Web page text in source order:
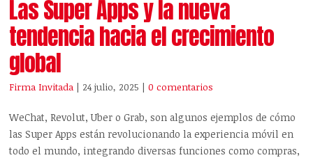
Las Super Apps y la nueva
tendencia hacia el crecimiento
global
Firma Invitada | 24 julio, 2025 |0 comentarios
WeChat, Revolut, Uber o Grab, son algunos ejemplos de cómo
las Super Apps están revolucionando la experiencia móvil en
todo el mundo, integrando diversas funciones como compras,